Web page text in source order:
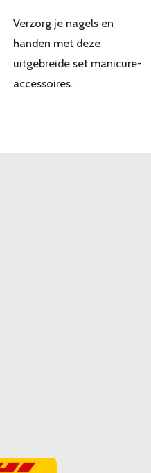
Verzorg je nagels en
handen met deze
uitgebreide set manicure-
accessoires.